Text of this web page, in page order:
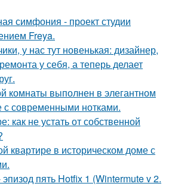
симфония - проект студии
Freya.
у нас тут новенькая: дизайнер,
у себя, а теперь делает
комнаты выполнен в элегантном
с современными нотками.
как не устать от собственной
квартире в историческом доме с
пять Hotfix 1 (Wintermute v 2.